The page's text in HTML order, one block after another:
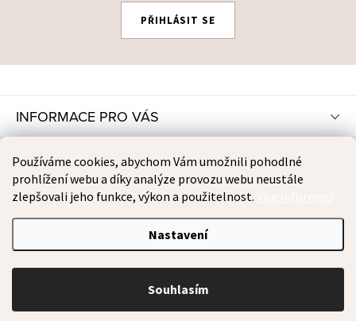
Používáme cookies, abychom Vám umožnili pohodlné
prohlížení webu a díky analýze provozu webu neustále
zlepšovali jeho funkce, výkon a použitelnost.
Nastavení
Souhlasím
PŘIHLÁSIT SE
Z
A
INFORMACE PRO VÁS
INSTAGRAM
PŘIJÍMÁME ONLINE PLATBY
Copyright 2026TOOMOMS. Všechna práva vyhrazena.